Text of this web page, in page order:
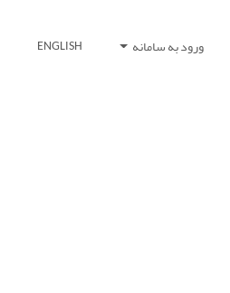
ورود به سامانه ENGLISH